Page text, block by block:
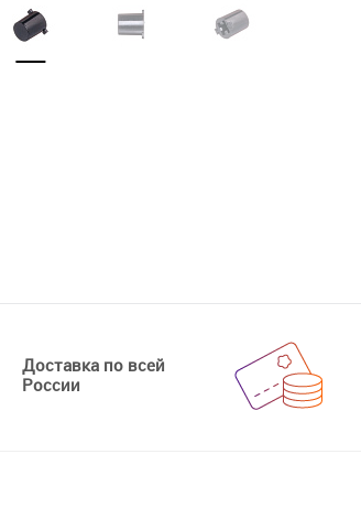
Доставка по всей
России